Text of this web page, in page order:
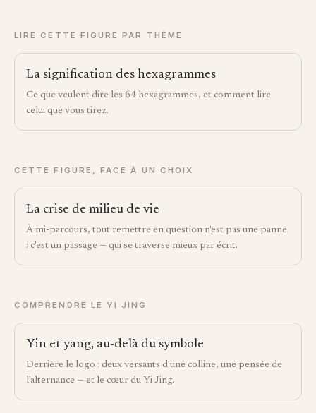
LIRE CETTE FIGURE PAR THÈME
La signification des hexagrammes
Ce que veulent dire les 64 hexagrammes, et comment lire
celui que vous tirez.
CETTE FIGURE, FACE À UN CHOIX
La crise de milieu de vie
À mi-parcours, tout remettre en question n'est pas une panne
: c'est un passage — qui se traverse mieux par écrit.
COMPRENDRE LE YI JING
Yin et yang, au-delà du symbole
Derrière le logo : deux versants d'une colline, une pensée de
l'alternance — et le cœur du Yi Jing.